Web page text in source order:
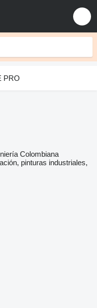
Colombiana
pinturas industriales,